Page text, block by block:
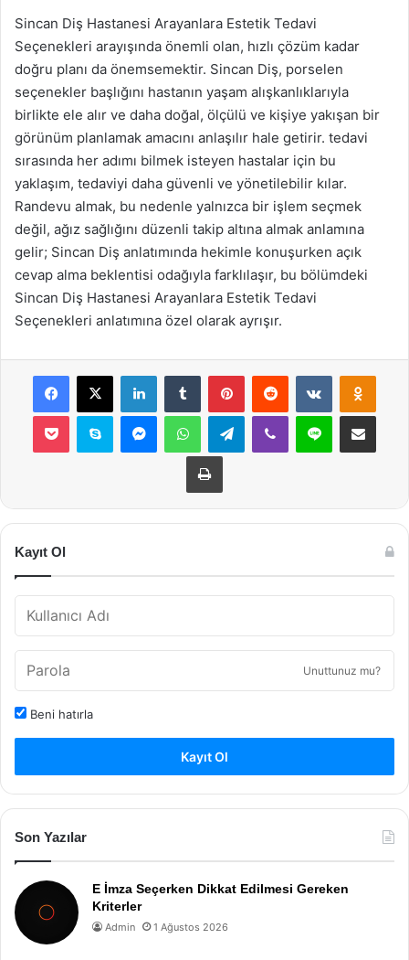
Sincan Diş Hastanesi Arayanlara Estetik Tedavi
Seçenekleri arayışında önemli olan, hızlı çözüm kadar
doğru planı da önemsemektir. Sincan Diş, porselen
seçenekler başlığını hastanın yaşam alışkanlıklarıyla
birlikte ele alır ve daha doğal, ölçülü ve kişiye yakışan bir
görünüm planlamak amacını anlaşılır hale getirir. tedavi
sırasında her adımı bilmek isteyen hastalar için bu
yaklaşım, tedaviyi daha güvenli ve yönetilebilir kılar.
Randevu almak, bu nedenle yalnızca bir işlem seçmek
değil, ağız sağlığını düzenli takip altına almak anlamına
gelir; Sincan Diş anlatımında hekimle konuşurken açık
cevap alma beklentisi odağıyla farklılaşır, bu bölümdeki
Sincan Diş Hastanesi Arayanlara Estetik Tedavi
Seçenekleri anlatımına özel olarak ayrışır.
Facebook
X LinkedInTumblr PinterestReddit VKontakte
Pocket Skype MessengerWhatsAppTelegramViber Line E-Posta ile
Yazdır
Kayıt Ol
Unuttunuz mu?
Beni hatırla
Kayıt Ol
Son Yazılar
E İmza Seçerken Dikkat Edilmesi Gereken
Kriterler
Admin 1 Ağustos 2026